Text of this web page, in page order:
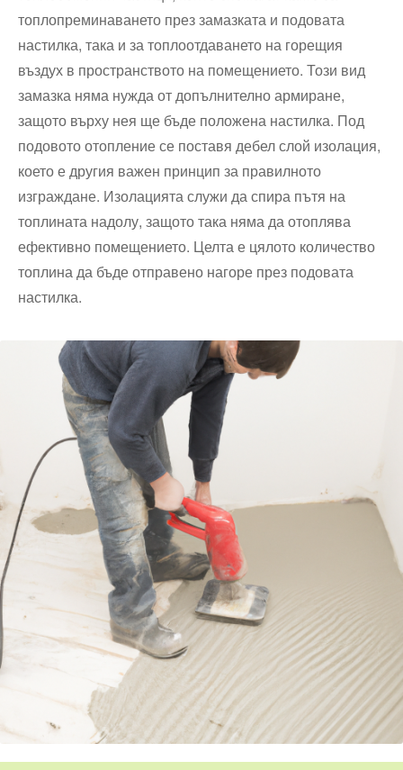
топлопреминаването през замазката и подовата
настилка, така и за топлоотдаването на горещия
въздух в пространството на помещението. Този вид
замазка няма нужда от допълнително армиране,
защото върху нея ще бъде положена настилка. Под
подовото отопление се поставя дебел слой изолация,
което е другия важен принцип за правилното
изграждане. Изолацията служи да спира пътя на
топлината надолу, защото така няма да отоплява
ефективно помещението. Целта е цялото количество
топлина да бъде отправено нагоре през подовата
настилка.